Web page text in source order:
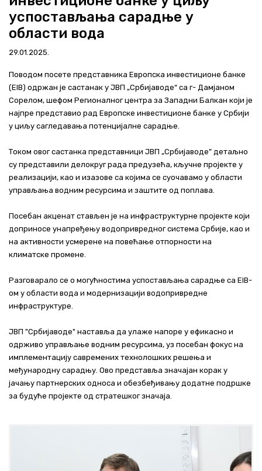
Актуелно
Контакт
успостављања сарадње у
области вода
29.01.2025.
Поводом посете представника Европска инвестиционe банкe
(EIB) одржан је састанак у ЈВП „Србијаводе“ са г- Дамјаном
Сорелом, шефом Регионалног центра за Западни Балкан који је
најпре представио рад Европске инвестиционе банке у Србији
у циљу сагледавања потенцијалне сарадње.
Током овог састанка представници ЈВП „Србијаводе” детаљно
су представили делокруг рада предузећа, кључне пројекте у
реализацији, као и изазове са којима се суочавамо у области
управљања водним ресурсима и заштите од поплава.
Посебан акценат стављен је на инфраструктурне пројекте који
доприносе унапређењу водопривредног система Србије, као и
на активности усмерене на повећање отпорности на
климатске промене.
Разговарало се о могућностима успостављања сарадње са EIB-
ом у области вода и модернизацији водопривредне
инфраструктуре.
ЈВП "Србијаводе" наставља да улаже напоре у ефикасно и
одрживо управљање водним ресурсима, уз посебан фокус на
имплементацију савремених технолошких решења и
међународну сарадњу. Ово представља значајан корак у
јачању партнерских односа и обезбеђивању додатне подршке
за будуће пројекте од стратешког значаја.